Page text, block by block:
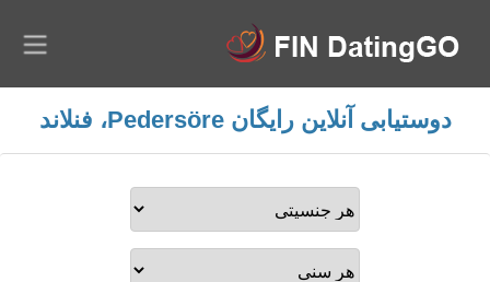
دوستیابی آنلاین رایگان Pedersöre، فنلاند